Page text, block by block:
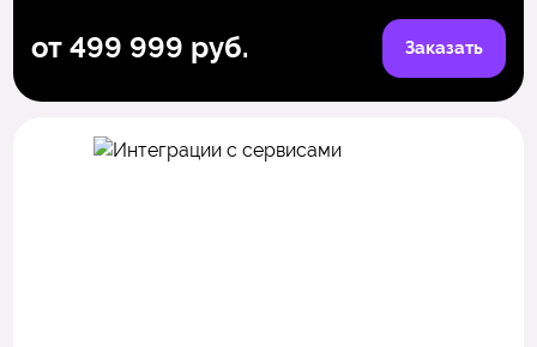
от 499 999 руб. Заказать